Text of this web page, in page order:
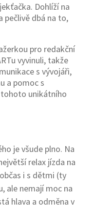
Dohlíží na
pečlivě dbá na to,
pro redakční
vyvinuli, takže
s vývojáři,
a pomoc s
unikátního
je všude plno. Na
relax jízda na
i s dětmi (ty
ale nemají moc na
hlava a odměna v